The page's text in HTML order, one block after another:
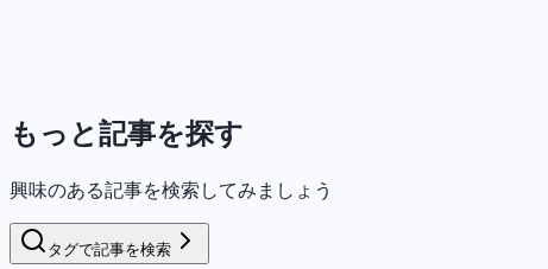
もっと記事を探す
興味のある記事を検索してみましょう
タグで記事を検索